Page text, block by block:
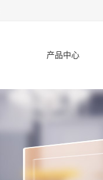
产品中心